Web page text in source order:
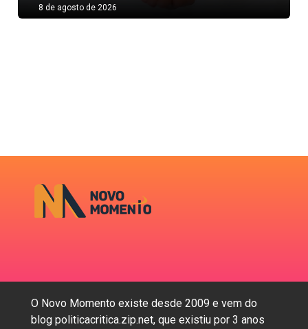
8 de agosto de 2026
O Novo Momento existe desde 2009 e vem do
blog politicacritica.zip.net, que existiu por 3 anos